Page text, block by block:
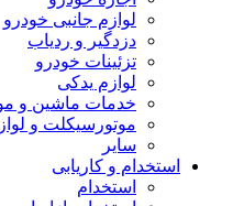
لوازم جانبی خودرو
دزدگیر و ردیاب
تزئینات خودرو
لوازم یدکی
خدمات ماشین و
موتورسیکلت و
سایر
استخدام و کاریابی
استخدام